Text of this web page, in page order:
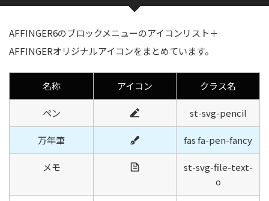
AFFINGER6のブロックメニューのアイコンリスト＋
AFFINGERオリジナルアイコンをまとめています。
名称 アイコン クラス名
ペン st-svg-pencil
万年筆 fas fa-pen-fancy
メモ
st-svg-file-text-
o